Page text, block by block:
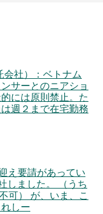
社）：ベトナム
サーとのニアショ
には原則禁止。た
週２まで在宅勤務
え要請があってい
しました。 （うち
可） が、いま、こ
しー